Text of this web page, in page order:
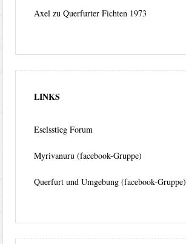
Axel zuQuerfurter Fichten 1973
LINKS
Eselsstieg Forum
Myrivanuru (facebook-Gruppe)
Querfurt und Umgebung (facebook-Gruppe)